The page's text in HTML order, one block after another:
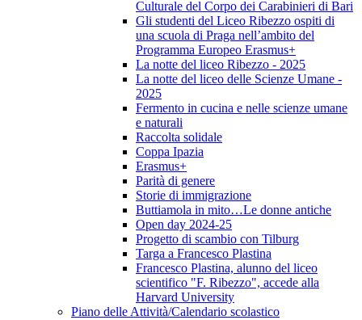
Culturale del Corpo dei Carabinieri di Bari
Gli studenti del Liceo Ribezzo ospiti di
una scuola di Praga nell’ambito del
Programma Europeo Erasmus+
La notte del liceo Ribezzo - 2025
La notte del liceo delle Scienze Umane -
2025
Fermento in cucina e nelle scienze umane
e naturali
Raccolta solidale
Coppa Ipazia
Erasmus+
Parità di genere
Storie di immigrazione
Buttiamola in mito…Le donne antiche
Open day 2024-25
Progetto di scambio con Tilburg
Targa a Francesco Plastina
Francesco Plastina, alunno del liceo
scientifico "F. Ribezzo", accede alla
Harvard University
Piano delle Attività/Calendario scolastico